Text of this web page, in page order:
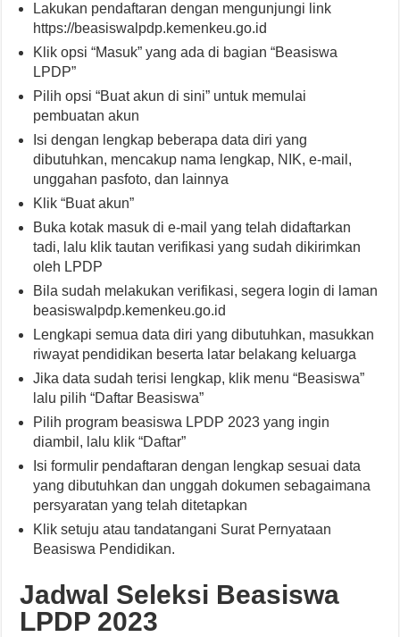
Lakukan pendaftaran dengan mengunjungi link
https://beasiswalpdp.kemenkeu.go.id
Klik opsi “Masuk” yang ada di bagian “Beasiswa
LPDP”
Pilih opsi “Buat akun di sini” untuk memulai
pembuatan akun
Isi dengan lengkap beberapa data diri yang
dibutuhkan, mencakup nama lengkap, NIK, e-mail,
unggahan pasfoto, dan lainnya
Klik “Buat akun”
Buka kotak masuk di e-mail yang telah didaftarkan
tadi, lalu klik tautan verifikasi yang sudah dikirimkan
oleh LPDP
Bila sudah melakukan verifikasi, segera login di laman
beasiswalpdp.kemenkeu.go.id
Lengkapi semua data diri yang dibutuhkan, masukkan
riwayat pendidikan beserta latar belakang keluarga
Jika data sudah terisi lengkap, klik menu “Beasiswa”
lalu pilih “Daftar Beasiswa”
Pilih program beasiswa LPDP 2023 yang ingin
diambil, lalu klik “Daftar”
Isi formulir pendaftaran dengan lengkap sesuai data
yang dibutuhkan dan unggah dokumen sebagaimana
persyaratan yang telah ditetapkan
Klik setuju atau tandatangani Surat Pernyataan
Beasiswa Pendidikan.
Jadwal Seleksi Beasiswa
LPDP 2023